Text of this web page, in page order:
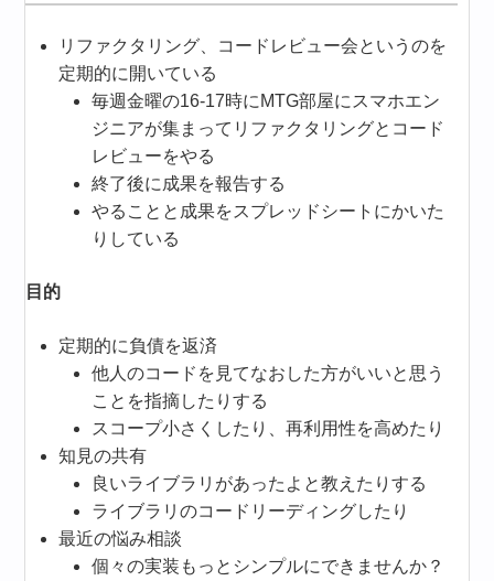
リファクタリング、コードレビュー会というのを
定期的に開いている
毎週金曜の16-17時にMTG部屋にスマホエン
ジニアが集まってリファクタリングとコード
レビューをやる
終了後に成果を報告する
やることと成果をスプレッドシートにかいた
りしている
目的
定期的に負債を返済
他人のコードを見てなおした方がいいと思う
ことを指摘したりする
スコープ小さくしたり、再利用性を高めたり
知見の共有
良いライブラリがあったよと教えたりする
ライブラリのコードリーディングしたり
最近の悩み相談
個々の実装もっとシンプルにできませんか？